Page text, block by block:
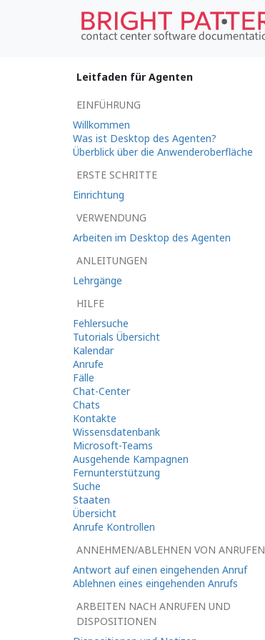
Leitfaden für Agenten
EINFÜHRUNG
Willkommen
Was ist Desktop des Agenten?
Überblick über die Anwenderoberfläche
ERSTE SCHRITTE
Einrichtung
VERWENDUNG
Arbeiten im Desktop des Agenten
ANLEITUNGEN
Lehrgänge
HILFE
Fehlersuche
Tutorials Übersicht
Kalendar
Anrufe
Fälle
Chat-Center
Chats
Kontakte
Wissensdatenbank
Microsoft-Teams
Ausgehende Kampagnen
Fernunterstützung
Suche
Staaten
Übersicht
Anrufe Kontrollen
ANNEHMEN/ABLEHNEN VON ANRUFEN
Antwort auf einen eingehenden Anruf
Ablehnen eines eingehenden Anrufs
ARBEITEN NACH ANRUFEN UND
DISPOSITIONEN